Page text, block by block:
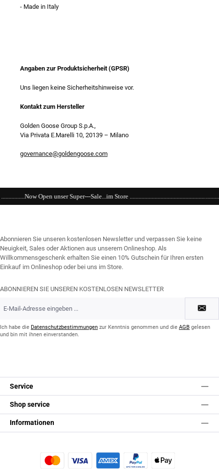
- Made in Italy
Angaben zur Produktsicherheit (GPSR)
Uns liegen keine Sicherheitshinweise vor.
Kontakt zum Hersteller
Golden Goose Group S.p.A.,
Via Privata E.Marelli 10, 20139 – Milano
governance@goldengoose.com
Super---Sale...im Store
Abonnieren Sie unseren kostenlosen Newsletter und verpassen Sie keine
Neuigkeit, Sales oder Aktionen aus unserem Onlineshop. Als
Willkommensgeschenk erhalten Sie einen 10% Gutschein für Ihren ersten
Einkauf im Onlineshop oder bei uns im Store.
ABONNIEREN SIE UNSEREN KOSTENLOSEN NEWSLETTER
Mail-
*Ich habe die Datenschutzbestimmungen zur Kenntnis genommen und die AGB gelesen
und bin mit ihnen einverstanden.
Service
Shop service
Informationen